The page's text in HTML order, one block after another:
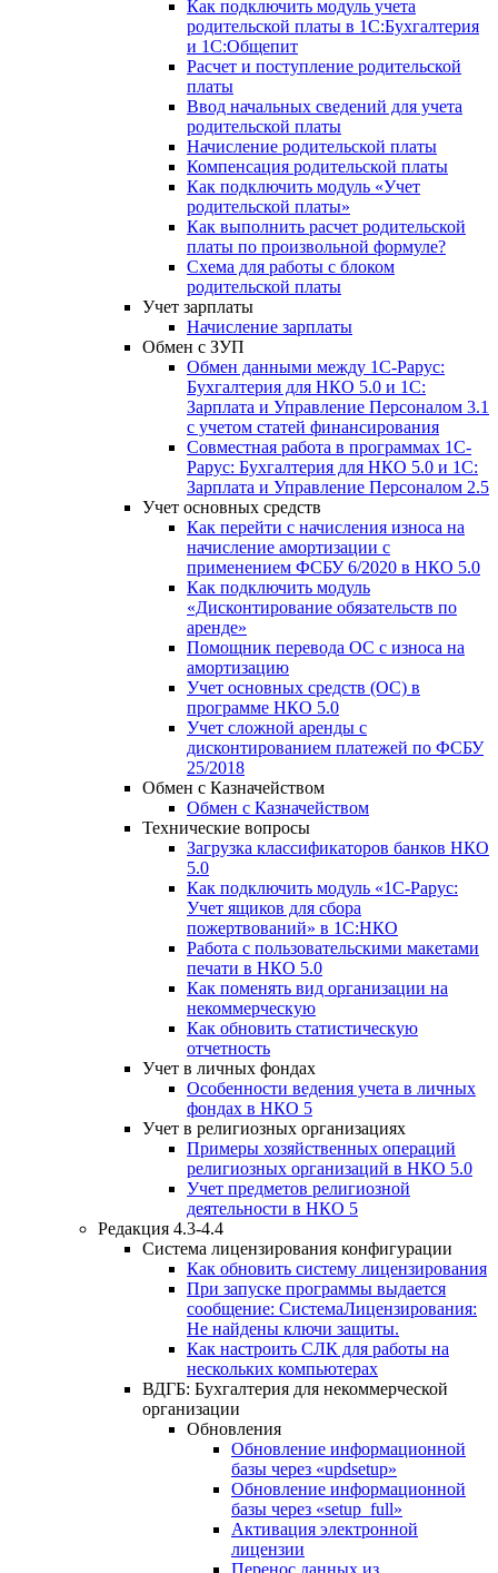
Как подключить модуль учета
родительской платы в 1С:Бухгалтерия
и 1С:Общепит
Расчет и поступление родительской
платы
Ввод начальных сведений для учета
родительской платы
Начисление родительской платы
Компенсация родительской платы
Как подключить модуль «Учет
родительской платы»
Как выполнить расчет родительской
платы по произвольной формуле?
Схема для работы с блоком
родительской платы
Учет зарплаты
Начисление зарплаты
Обмен с ЗУП
Обмен данными между 1С-Рарус:
Бухгалтерия для НКО 5.0 и 1С:
Зарплата и Управление Персоналом 3.1
с учетом статей финансирования
Совместная работа в программах 1С-
Рарус: Бухгалтерия для НКО 5.0 и 1С:
Зарплата и Управление Персоналом 2.5
Учет основных средств
Как перейти с начисления износа на
начисление амортизации с
применением ФСБУ 6/2020 в НКО 5.0
Как подключить модуль
«Дисконтирование обязательств по
аренде»
Помощник перевода ОС с износа на
амортизацию
Учет основных средств (ОС) в
программе НКО 5.0
Учет сложной аренды с
дисконтированием платежей по ФСБУ
25/2018
Обмен с Казначейством
Обмен с Казначейством
Технические вопросы
Загрузка классификаторов банков НКО
5.0
Как подключить модуль «1С-Рарус:
Учет ящиков для сбора
пожертвований» в 1С:НКО
Работа с пользовательскими макетами
печати в НКО 5.0
Как поменять вид организации на
некоммерческую
Как обновить статистическую
отчетность
Учет в личных фондах
Особенности ведения учета в личных
фондах в НКО 5
Учет в религиозных организациях
Примеры хозяйственных операций
религиозных организаций в НКО 5.0
Учет предметов религиозной
деятельности в НКО 5
Редакция 4.3-4.4
Система лицензирования конфигурации
Как обновить систему лицензирования
При запуске программы выдается
сообщение: СистемаЛицензирования:
Не найдены ключи защиты.
Как настроить СЛК для работы на
нескольких компьютерах
ВДГБ: Бухгалтерия для некоммерческой
организации
Обновления
Обновление информационной
базы через «updsetup»
Обновление информационной
базы через «setup_full»
Активация электронной
лицензии
Перенос данных из